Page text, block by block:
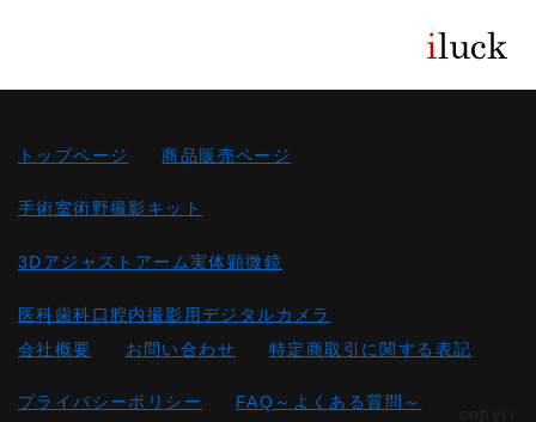
トップページ 商品販売ページ
手術室術野撮影キット
3Dアジャストアーム実体顕微鏡
医科歯科口腔内撮影用デジタルカメラ
会社概要
お問い合わせ 特定商取引に関する表記
プライバシーポリシー FAQ～よくある質問～